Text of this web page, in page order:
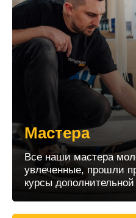
Мастера
Все наши мастера
увлеченные, прошли
курсы дополнительной